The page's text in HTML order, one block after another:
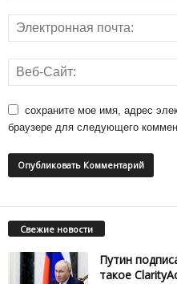
сохраните мое имя, адрес
браузере для следующего
Свежие новости
Путин
такое